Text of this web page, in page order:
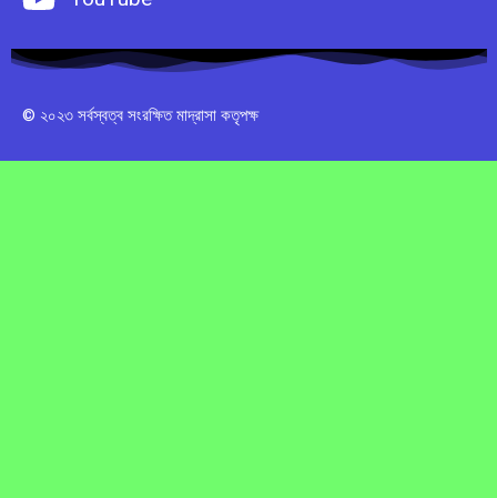
© ২০২৩ সর্বস্বত্ব সংরক্ষিত মাদ্রাসা কতৃপক্ষ